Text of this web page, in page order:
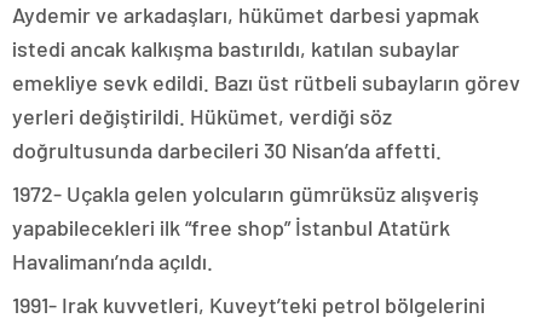
Aydemir ve arkadaşları, hükümet darbesi yapmak
istedi ancak kalkışma bastırıldı, katılan subaylar
emekliye sevk edildi. Bazı üst rütbeli subayların görev
yerleri değiştirildi. Hükümet, verdiği söz
doğrultusunda darbecileri 30 Nisan’da affetti.
1972- Uçakla gelen yolcuların gümrüksüz alışveriş
yapabilecekleri ilk “free shop” İstanbul Atatürk
Havalimanı’nda açıldı.
1991- Irak kuvvetleri, Kuveyt’teki petrol bölgelerini